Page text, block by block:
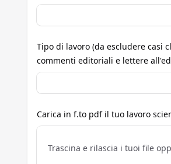
Tipo di lavoro (da escludere casi
commenti editoriali e lettere
Carica in f.to pdf il tuo lavoro
Trascina e rilascia i tuoi file